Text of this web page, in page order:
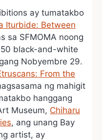
ay tumatakbo
Iturbide: Between
sa SFMOMA noong
black-and-white
Nobyembre 29.
From the
ng mahigit
hanggang
Museum, Chiharu
, ang unang Bay
artist, ay